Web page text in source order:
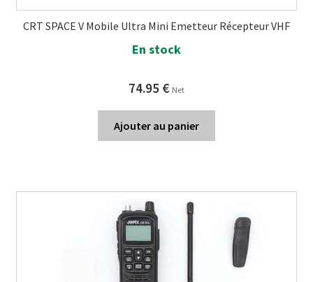
CRT SPACE V Mobile Ultra Mini Emetteur Récepteur VHF
En stock
74.95 € Net
Ajouter au panier